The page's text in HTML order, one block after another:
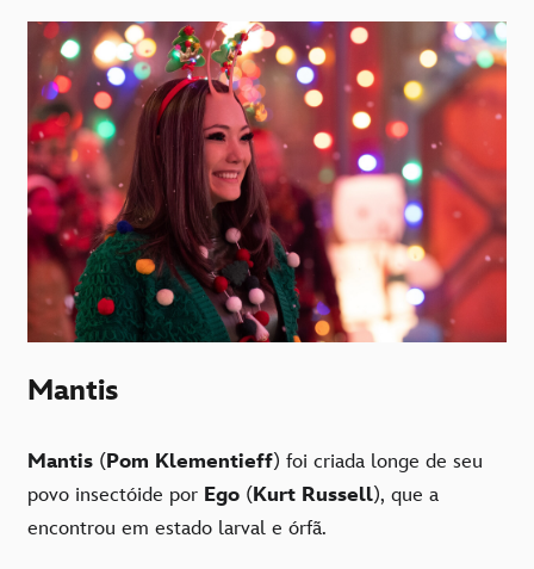
Mantis
Mantis (Pom Klementieff) foi criada longe de seu
povo insectóide por Ego (Kurt Russell), que a
encontrou em estado larval e órfã.